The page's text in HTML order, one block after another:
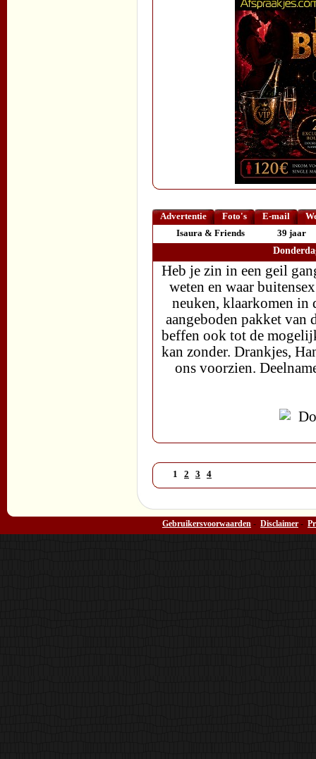
Advertentie Foto's E-mail
Isaura & Friends
39 jaar
Heb je zin in een geil
weten en waar
neuken, klaarkomen in
aangeboden pakket van
beffen ook tot de
kan zonder. Drankjes,
ons voorzien.
1 2 3 4
Gebruikersvoorwaarden - Disclaimer -